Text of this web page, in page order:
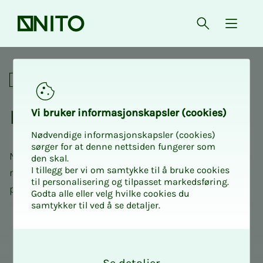
Forsiden Åpne søk
{
Politikk og påvirkning
Hø­rings­­­ut­ta­­­lel­­­ser fra NITO
NITO har tett kontakt med politikere og
myndigheter, og gir faglige innspill i høringssaker
på viktige samfunnsområder.
Vi bru­­­ker in­­­for­­­ma­­­sjons­­­kaps­­­­­ler (cookies)
Nødvendige informasjonskapsler (cookies)
sørger for at denne nettsiden fungerer som
den skal.
I tillegg ber vi om samtykke til å bruke cookies
til personalisering og tilpasset markedsføring.
Godta alle eller velg hvilke cookies du
samtykker til ved å se detaljer.